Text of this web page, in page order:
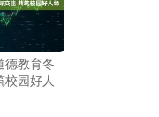
德教育冬
校园好人